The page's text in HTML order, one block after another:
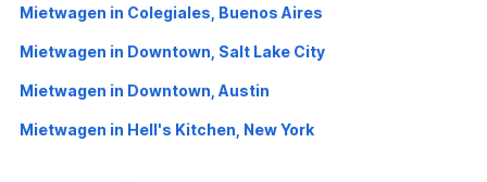
Mietwagen in Colegiales, Buenos Aires
Mietwagen in Downtown, Salt Lake City
Mietwagen in Downtown, Austin
Mietwagen in Hell's Kitchen, New York